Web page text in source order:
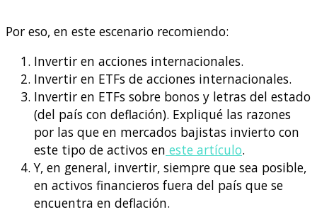
Por eso, en este escenario recomiendo:
Invertir en acciones internacionales.
Invertir en ETFs de acciones internacionales.
Invertir en ETFs sobre bonos y letras del estado
(del país con deflación). Expliqué las razones
por las que en mercados bajistas invierto con
este tipo de activos en este artículo.
Y, en general, invertir, siempre que sea posible,
en activos financieros fuera del país que se
encuentra en deflación.